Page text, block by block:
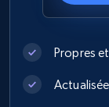
991+
Propres